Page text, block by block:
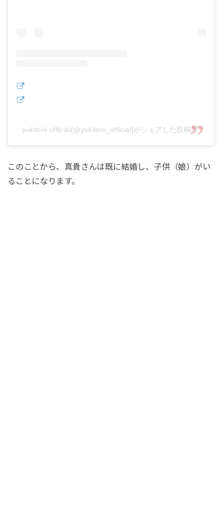
yukitorii official(@yukitorii_official)がシェアした投稿
このことから、真貴さんは既に結婚し、子供（娘）がい
ることになります。